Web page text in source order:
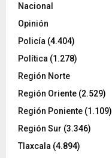
Nacional
Opinión
Policía (4.404)
Política (1.278)
Región Norte
Región Oriente (2.529)
Región Poniente (1.109)
Región Sur (3.346)
Tlaxcala (4.894)